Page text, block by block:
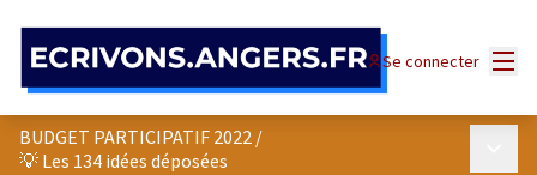
Se connecter
BUDGET PARTICIPATIF 2022 /
💡 Les 134 idées déposées